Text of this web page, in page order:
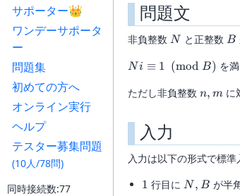
サポーター👑
ワンデーサポータ
ー
問題集
初めての方へ
オンライン実行
ヘルプ
テスター募集問題
(10人/78問)
同時接続数:77
問題文
非負整数 N
N と正整数 B
B
Ni \equiv
\pmod{B}
Ni ≡ 1 (mod B) を
ただし非負整数 n,m
n, mに
入力
入力は以下の形式で標準
1
1 行目に N,
N , B が半